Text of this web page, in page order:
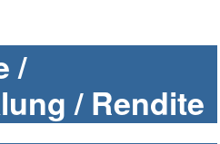
/
/ Rendite